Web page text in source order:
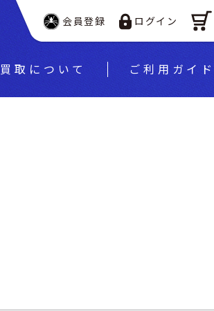
会員登録 ログイン
買取について ご利⽤ガイド